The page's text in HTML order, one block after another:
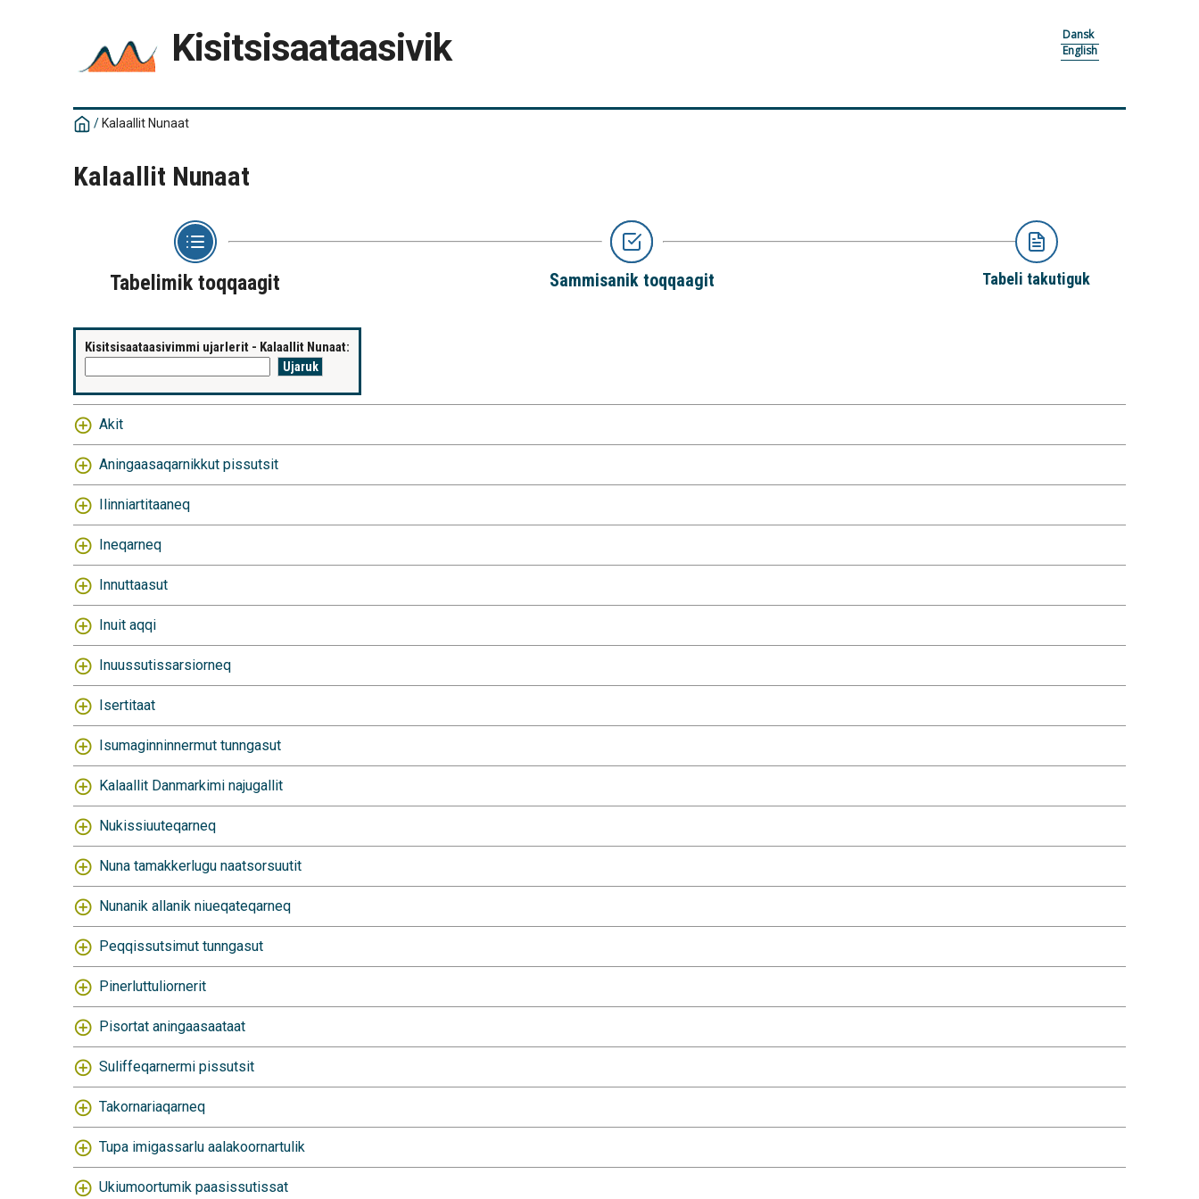
Kisitsisaataasivik
Dansk
English
/ Kalaallit Nunaat
Kalaallit Nunaat
Tabelimik toqqaagit Sammisanik toqqaagit Tabeli takutiguk
Kisitsisaataasivimmi ujarlerit - Kalaallit Nunaat:
Akit
Aningaasaqarnikkut pissutsit
Ilinniartitaaneq
Ineqarneq
Innuttaasut
Inuit aqqi
Inuussutissarsiorneq
Isertitaat
Isumaginninnermut tunngasut
Kalaallit Danmarkimi najugallit
Nukissiuuteqarneq
Nuna tamakkerlugu naatsorsuutit
Nunanik allanik niueqateqarneq
Peqqissutsimut tunngasut
Pinerluttuliornerit
Pisortat aningaasaataat
Suliffeqarnermi pissutsit
Takornariaqarneq
Tupa imigassarlu aalakoornartulik
Ukiumoortumik paasissutissat